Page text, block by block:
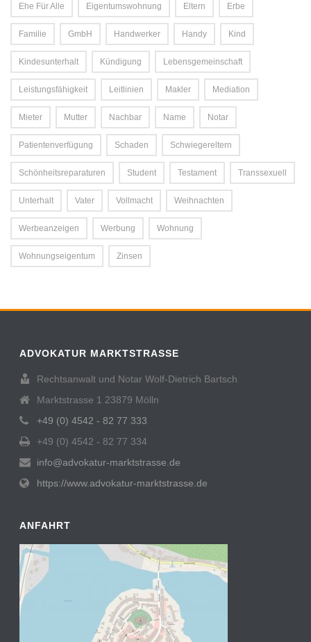
Ehe Für Alle Eigentumswohnung Eltern Erbe
Familie GmbH Handwerker Handy Kind
Kindesunterhalt Kündigung Lebensgemeinschaft
Leistungsfähigkeit Leitlinien Makler Mediation
Mieter Mutter Nachbar Name Notar
Patientenverfügung Schaden Schwiegereltern
Schönheitsreparaturen Student Testament Transsexuell
Unterhalt Vater Vollmacht Weihnachten
Werbeanzeigen Werbung Wohnung
Wohnungseigentum Zinsen
ADVOKATUR MARKTSTRASSE
Rechtsanwalt und Notar Wolf-Dietrich Bartsch
Marktstrasse 1 23879 Mölln
+49 (0) 4542 - 82 77 333
+49 (0) 4542 - 82 77 334
info@advokatur-marktstrasse.de
https://www.advokatur-marktstrasse.de
ANFAHRT